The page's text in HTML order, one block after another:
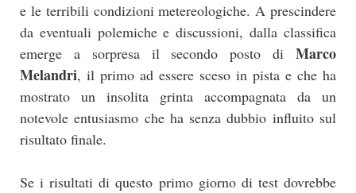
e le terribili condizioni metereologiche. A prescindere
da eventuali polemiche e discussioni, dalla classifica
emerge a sorpresa il secondo posto di Marco
Melandri, il primo ad essere sceso in pista e che ha
mostrato un insolita grinta accompagnata da un
notevole entusiasmo che ha senza dubbio influito sul
risultato finale.
Se i risultati di questo primo giorno di test dovrebbe